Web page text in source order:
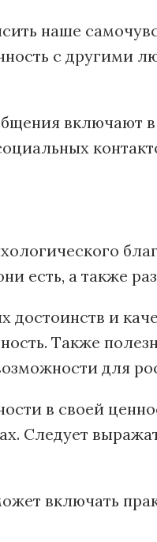
наше
с другими
включают в
есть, а также
и
Также
для
в своей
Следует
включать